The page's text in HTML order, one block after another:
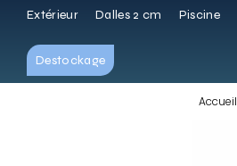
Extérieur Dalles 2 cm Piscine
Destockage
Accueil